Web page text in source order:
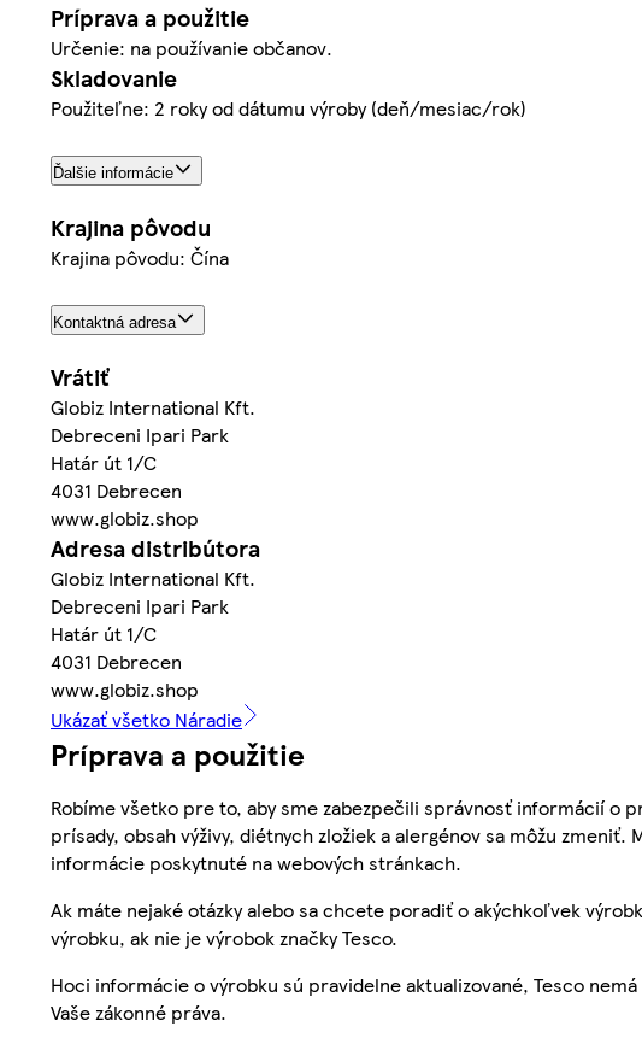
Príprava a použitie
Určenie: na používanie občanov.
Skladovanie
Použiteľne: 2 roky od dátumu výroby (deň/mesiac/rok)
Ďalšie informácie
Krajina pôvodu
Krajina pôvodu: Čína
Kontaktná adresa
Vrátiť
Globiz International Kft.
Debreceni Ipari Park
Határ út 1/C
4031 Debrecen
www.globiz.shop
Adresa distribútora
Globiz International Kft.
Debreceni Ipari Park
Határ út 1/C
4031 Debrecen
www.globiz.shop
Ukázať všetko Náradie
Príprava a použitie
Robíme všetko pre to, aby sme zabezpečili správnosť informácií
prísady, obsah výživy, diétnych zložiek a alergénov sa môžu
informácie poskytnuté na webových stránkach.
Ak máte nejaké otázky alebo sa chcete poradiť o akýchkoľvek
výrobku, ak nie je výrobok značky Tesco.
Hoci informácie o výrobku sú pravidelne aktualizované, Tesco
Vaše zákonné práva.